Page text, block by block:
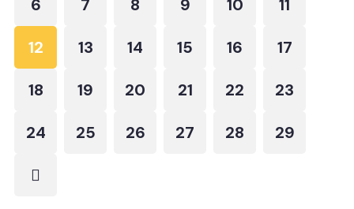
6 7 8 9 10 11
12 13 14 15 16 17
18 19 20 21 22 23
24 25 26 27 28 29